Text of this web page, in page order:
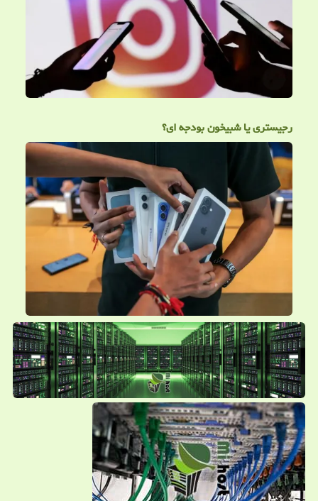
رجیستری یا شبیخون بودجه ای؟